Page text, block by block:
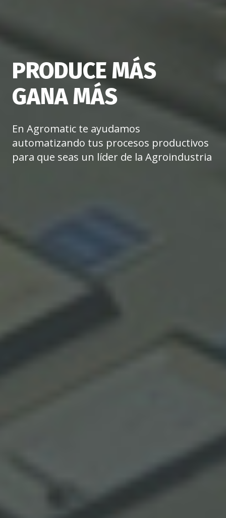
PRODUCE MÁS
GANA MÁS
En Agromatic te ayudamos
automatizando tus procesos productivos
para que seas un líder de la Agroindustria